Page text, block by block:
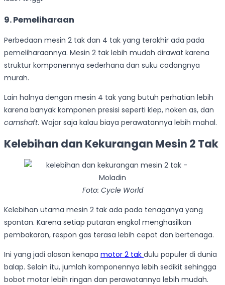
9. Pemeliharaan
Perbedaan mesin 2 tak dan 4 tak yang terakhir ada pada
pemeliharaannya. Mesin 2 tak lebih mudah dirawat karena
struktur komponennya sederhana dan suku cadangnya
murah.
Lain halnya dengan mesin 4 tak yang butuh perhatian lebih
karena banyak komponen presisi seperti klep, noken as, dan
camshaft. Wajar saja kalau biaya perawatannya lebih mahal.
Kelebihan dan Kekurangan Mesin 2 Tak
Foto: Cycle World
Kelebihan utama mesin 2 tak ada pada tenaganya yang
spontan. Karena setiap putaran engkol menghasilkan
pembakaran, respon gas terasa lebih cepat dan bertenaga.
Ini yang jadi alasan kenapa motor 2 tak dulu populer di dunia
balap. Selain itu, jumlah komponennya lebih sedikit sehingga
bobot motor lebih ringan dan perawatannya lebih mudah.